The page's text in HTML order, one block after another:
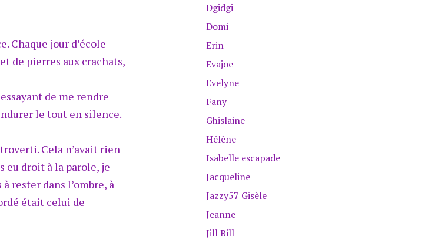
Chaque jour d’école
de pierres aux crachats,
de me rendre
le tout en silence.
Cela n’avait rien
eu droit à la parole, je
rester dans l’ombre, à
était celui de
Dgidgi
Domi
Erin
Evajoe
Evelyne
Fany
Ghislaine
Hélène
Isabelle escapade
Jacqueline
Jazzy57 Gisèle
Jeanne
Jill Bill